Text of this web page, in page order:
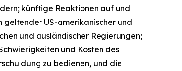
künftige Reaktionen auf und
geltender US-amerikanischer und
und ausländischer Regierungen;
und Kosten des
zu bedienen, und die